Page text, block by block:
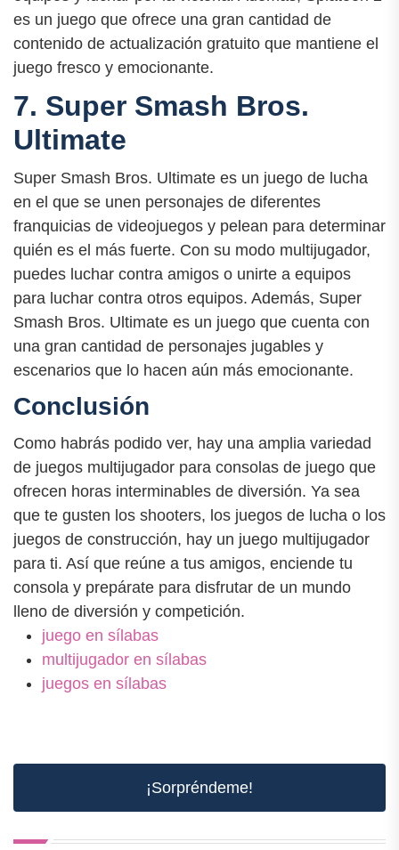
es un juego que ofrece una gran cantidad de
contenido de actualización gratuito que mantiene el
juego fresco y emocionante.
7. Super Smash Bros.
Ultimate
Super Smash Bros. Ultimate es un juego de lucha
en el que se unen personajes de diferentes
franquicias de videojuegos y pelean para determinar
quién es el más fuerte. Con su modo multijugador,
puedes luchar contra amigos o unirte a equipos
para luchar contra otros equipos. Además, Super
Smash Bros. Ultimate es un juego que cuenta con
una gran cantidad de personajes jugables y
escenarios que lo hacen aún más emocionante.
Conclusión
Como habrás podido ver, hay una amplia variedad
de juegos multijugador para consolas de juego que
ofrecen horas interminables de diversión. Ya sea
que te gusten los shooters, los juegos de lucha o los
juegos de construcción, hay un juego multijugador
para ti. Así que reúne a tus amigos, enciende tu
consola y prepárate para disfrutar de un mundo
lleno de diversión y competición.
juego en sílabas
multijugador en sílabas
juegos en sílabas
¡Sorpréndeme!